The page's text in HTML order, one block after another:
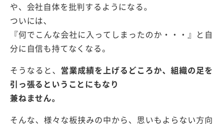
や、会社自体を批判するようになる。
ついには、
『何でこんな会社に入ってしまったのか・・・』と自
分に自信も持てなくなる。
そうなると、 営業成績を上げるどころか、組織の足を
引っ張る ということにもなり
兼ねません。
そんな、様々な板挟みの中から、思いもよらない方向